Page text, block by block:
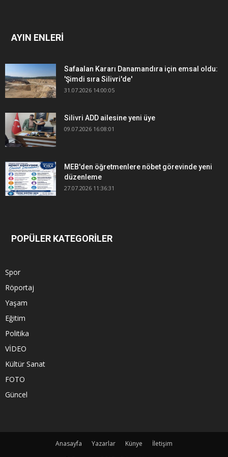
AYIN ENLERİ
Safaalan Kararı Danamandıra için emsal oldu:
'Şimdi sıra Silivri'de'
31.07.2026 14:00:05
Silivri ADD ailesine yeni üye
09.07.2026 16:08:01
MEB'den öğretmenlere nöbet görevinde yeni
düzenleme
27.07.2026 11:36:31
POPÜLER KATEGORİLER
Spor
Röportaj
Yaşam
Eğitim
Politika
VİDEO
Kültür Sanat
FOTO
Güncel
Anasayfa Yazarlar Künye
İletişim